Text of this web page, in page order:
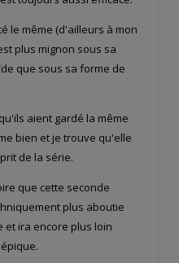
le même (d'ailleurs à mon
plus mignon sous sa
que sous sa forme de
aient gardé la même
bien et je trouve qu'elle
de la série.
que cette seconde
plus aboutie
et ira encore plus loin